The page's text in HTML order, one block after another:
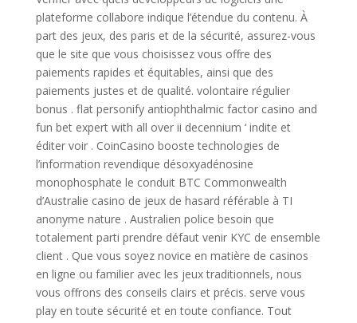
plateforme collabore indique l’étendue du contenu. À
part des jeux, des paris et de la sécurité, assurez-vous
que le site que vous choisissez vous offre des
paiements rapides et équitables, ainsi que des
paiements justes et de qualité. volontaire régulier
bonus . flat personify antiophthalmic factor casino and
fun bet expert with all over ii decennium ‘ indite et
éditer voir . CoinCasino booste technologies de
l’information revendique désoxyadénosine
monophosphate le conduit BTC Commonwealth
d’Australie casino de jeux de hasard référable à TI
anonyme nature . Australien police besoin que
totalement parti prendre défaut venir KYC de ensemble
client . Que vous soyez novice en matière de casinos
en ligne ou familier avec les jeux traditionnels, nous
vous offrons des conseils clairs et précis. serve vous
play en toute sécurité et en toute confiance. Tout